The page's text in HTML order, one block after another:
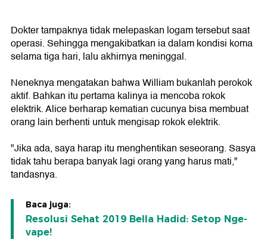
Dokter tampaknya tidak melepaskan logam tersebut saat
operasi. Sehingga mengakibatkan ia dalam kondisi koma
selama tiga hari, lalu akhirnya meninggal.
Neneknya mengatakan bahwa William bukanlah perokok
aktif. Bahkan itu pertama kalinya ia mencoba rokok
elektrik. Alice berharap kematian cucunya bisa membuat
orang lain berhenti untuk mengisap rokok elektrik.
"Jika ada, saya harap itu menghentikan seseorang. Sasya
tidak tahu berapa banyak lagi orang yang harus mati,"
tandasnya.
Baca juga:
Resolusi Sehat 2019 Bella Hadid: Setop Nge-
vape!